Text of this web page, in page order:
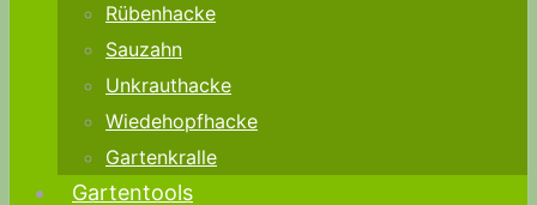
Rübenhacke
Sauzahn
Unkrauthacke
Wiedehopfhacke
Gartenkralle
Gartentools